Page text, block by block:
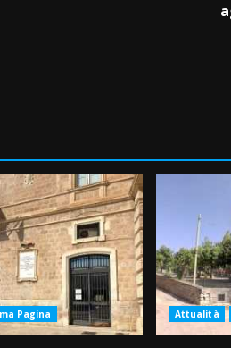
Pagina Attualità